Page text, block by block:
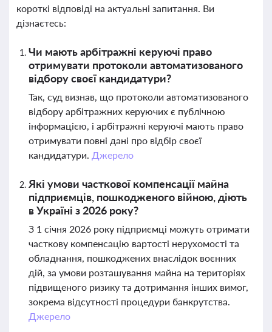
короткі відповіді на актуальні запитання. Ви
дізнаєтесь:
Чи мають арбітражні керуючі право
отримувати протоколи автоматизованого
відбору своєї кандидатури?
Так, суд визнав, що протоколи автоматизованого
відбору арбітражних керуючих є публічною
інформацією, і арбітражні керуючі мають право
отримувати повні дані про відбір своєї
кандидатури. Джерело
Які умови часткової компенсації майна
підприємців, пошкодженого війною, діють
в Україні з 2026 року?
З 1 січня 2026 року підприємці можуть отримати
часткову компенсацію вартості нерухомості та
обладнання, пошкоджених внаслідок воєнних
дій, за умови розташування майна на територіях
підвищеного ризику та дотримання інших вимог,
зокрема відсутності процедури банкрутства.
Джерело